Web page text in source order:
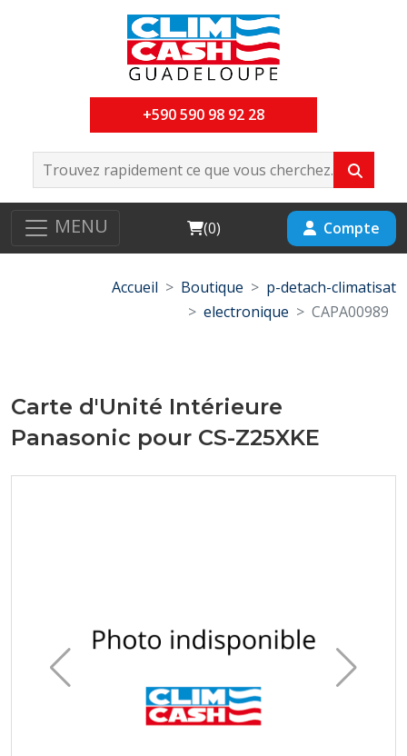
+590 590 98 92 28
MENU Cart
(0) Compte
Accueil Boutique
p-detach-climatisat
electronique
CAPA00989
Carte d'Unité Intérieure
Panasonic pour CS-Z25XKE